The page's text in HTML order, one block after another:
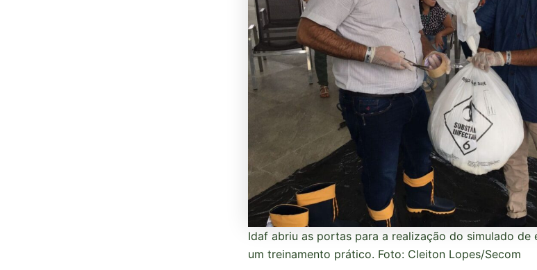
Idaf abriu as portas para a realização do simulado de
um treinamento prático. Foto: Cleiton Lopes/Secom